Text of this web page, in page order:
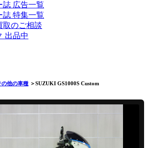
誌 広告一覧
誌 特集一覧
取のご相談
出品中
の他の車種 ＞SUZUKI GS1000S Custom